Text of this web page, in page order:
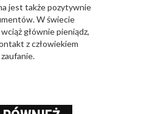
jest także pozytywnie
W świecie
głównie pieniądz,
z człowiekiem